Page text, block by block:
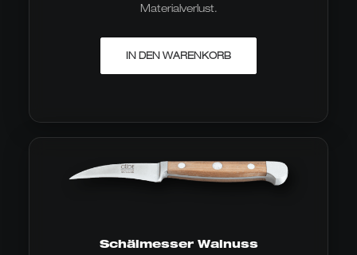
Materialverlust.
IN DEN WARENKORB
Schälmesser Walnuss